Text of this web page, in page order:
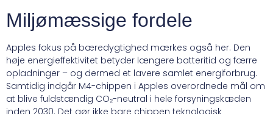
Miljømæssige fordele
Apples fokus på bæredygtighed mærkes også her. Den
høje energieffektivitet betyder længere batteritid og færre
opladninger – og dermed et lavere samlet energiforbrug.
Samtidig indgår M4-chippen i Apples overordnede mål om
at blive fuldstændig CO₂-neutral i hele forsyningskæden
inden 2030. Det gør ikke bare chippen teknologisk